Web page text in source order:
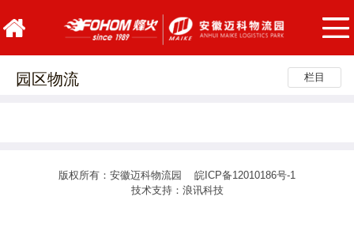
栏目
园区物流
版权所有：安徽迈科物流园 皖ICP备12010186号-1
技术支持： 浪讯科技